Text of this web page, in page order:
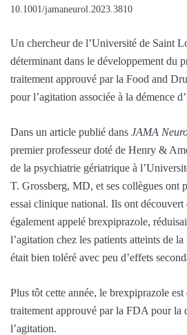
10.1001/jamaneurol.2023.3810
Un chercheur de l’Université de Saint
déterminant dans le développement du
traitement approuvé par la Food and
pour l’agitation associée à la démence
Dans un article publié dans JAMA
premier professeur doté de Henry &
de la psychiatrie gériatrique à
T. Grossberg, MD, et ses collègues ont
essai clinique national. Ils ont
également appelé brexpiprazole,
l’agitation chez les patients atteints de
était bien toléré avec peu d’effets
Plus tôt cette année, le brexpiprazole
traitement approuvé par la FDA pour la
l’agitation.